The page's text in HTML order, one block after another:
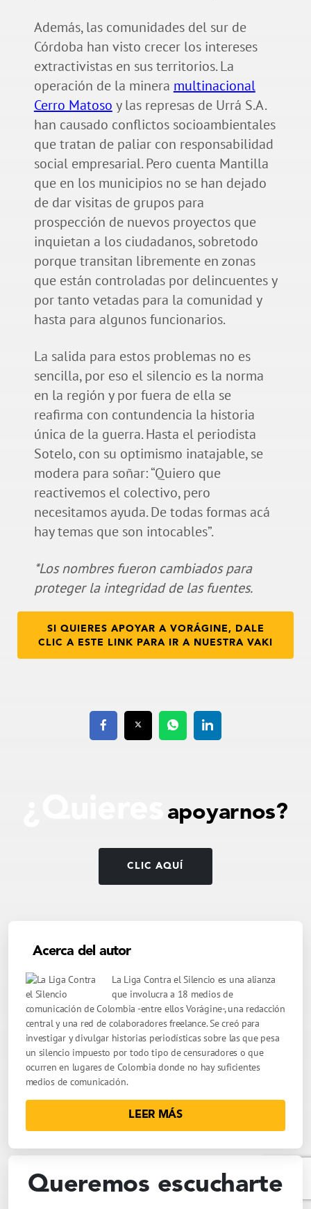
Además, las comunidades del sur de
Córdoba han visto crecer los intereses
extractivistas en sus territorios. La
operación de la minera multinacional
Cerro Matoso y las represas de Urrá S.A.
han causado conflictos socioambientales
que tratan de paliar con responsabilidad
social empresarial. Pero cuenta Mantilla
que en los municipios no se han dejado
de dar visitas de grupos para
prospección de nuevos proyectos que
inquietan a los ciudadanos, sobretodo
porque transitan libremente en zonas
que están controladas por delincuentes y
por tanto vetadas para la comunidad y
hasta para algunos funcionarios.
La salida para estos problemas no es
sencilla, por eso el silencio es la norma
en la región y por fuera de ella se
reafirma con contundencia la historia
única de la guerra. Hasta el periodista
Sotelo, con su optimismo inatajable, se
modera para soñar: “Quiero que
reactivemos el colectivo, pero
necesitamos ayuda. De todas formas acá
hay temas que son intocables”.
*Los nombres fueron cambiados para
proteger la integridad de las fuentes.
SI QUIERES APOYAR A VORÁGINE, DALE
CLIC A ESTE LINK PARA IR A NUESTRA VAKI
apoyarnos?
CLIC AQUÍ
Acerca del autor
La Liga Contra el Silencio es una alianza
que involucra a 18 medios de
comunicación de Colombia -entre ellos Vorágine-, una redacción
central y una red de colaboradores freelance. Se creó para
investigar y divulgar historias periodísticas sobre las que pesa
un silencio impuesto por todo tipo de censuradores o que
ocurren en lugares de Colombia donde no hay suficientes
medios de comunicación.
LEER MÁS
Queremos escucharte